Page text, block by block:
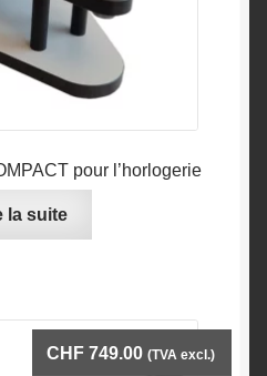
pour l’horlogerie
la suite
CHF 749.00 (TVA excl.)